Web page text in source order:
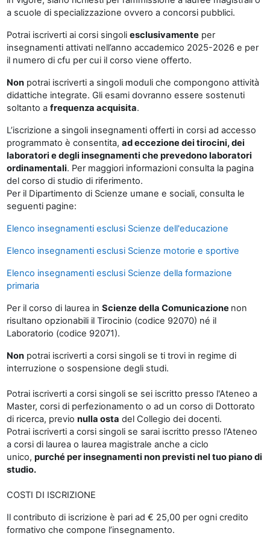
a scuole di specializzazione ovvero a concorsi pubblici.
Potrai iscriverti ai corsi singoli esclusivamente per
insegnamenti attivati nell’anno accademico 2025-2026 e per
il numero di cfu per cui il corso viene offerto.
Non potrai iscriverti a singoli moduli che compongono attività
didattiche integrate. Gli esami dovranno essere sostenuti
soltanto a frequenza acquisita.
L’iscrizione a singoli insegnamenti offerti in corsi ad accesso
programmato è consentita, ad eccezione dei tirocini, dei
laboratori e degli insegnamenti che prevedono laboratori
ordinamentali. Per maggiori informazioni consulta la pagina
del corso di studio di riferimento.
Per il Dipartimento di Scienze umane e sociali, consulta le
seguenti pagine:
Elenco insegnamenti esclusi Scienze dell'educazione
Elenco insegnamenti esclusi Scienze motorie e sportive
Elenco insegnamenti esclusi Scienze della formazione
primaria
Per il corso di laurea in Scienze della Comunicazione non
risultano opzionabili il Tirocinio (codice 92070) né il
Laboratorio (codice 92071).
Non potrai iscriverti a corsi singoli se ti trovi in regime di
interruzione o sospensione degli studi.
Potrai iscriverti a corsi singoli se sei iscritto presso l'Ateneo a
Master, corsi di perfezionamento o ad un corso di Dottorato
di ricerca, previo nulla osta del Collegio dei docenti.
Potrai iscriverti a corsi singoli se sarai iscritto presso l'Ateneo
a corsi di laurea o laurea magistrale anche a ciclo
unico, purché per insegnamenti non previsti nel tuo piano di
studio.
COSTI DI ISCRIZIONE
Il contributo di iscrizione è pari ad € 25,00 per ogni credito
formativo che compone l’insegnamento.